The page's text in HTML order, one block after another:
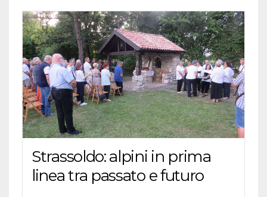
Strassoldo: alpini in prima
linea tra passato e futuro